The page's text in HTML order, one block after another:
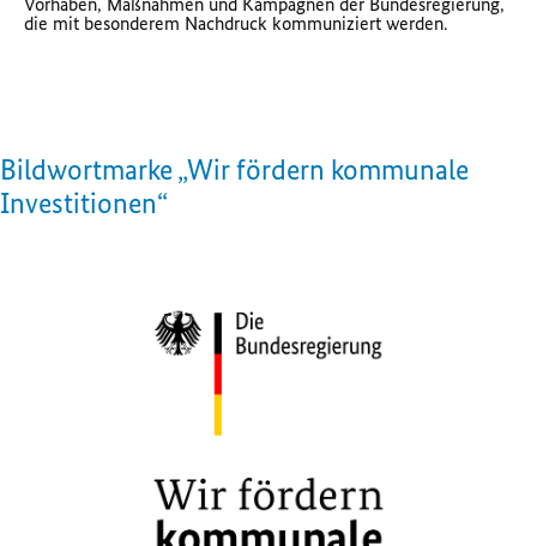
Vorhaben, Maßnahmen und Kampagnen der Bundesregierung,
die mit besonderem Nachdruck kommuniziert werden.
Bildwortmarke „Wir fördern kommunale
Investitionen“